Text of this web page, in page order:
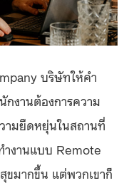
บริษัทให้คำ
งานต้องการความ
ามยืดหยุ่นในสถานที่
ำงานแบบ Remote
มากขึ้น แต่พวกเขาก็